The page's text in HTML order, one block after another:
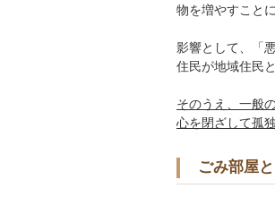
物を増やすこと
影響として、「
住民が地域住民
そのうえ、一般
心を閉ざして孤
ごみ部屋